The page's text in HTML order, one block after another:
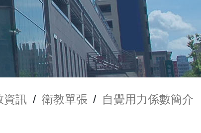
資訊 / 衛教單張 / 自覺用力係數簡介